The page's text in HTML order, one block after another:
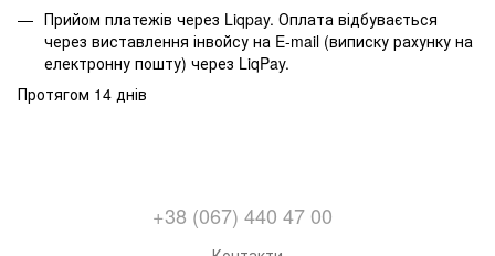
Прийом платежів через Liqpay. Оплата відбувається
через виставлення інвойсу на E-mail (виписку рахунку на
електронну пошту) через LiqPay.
Протягом 14 днів
+38 (067) 440 47 00